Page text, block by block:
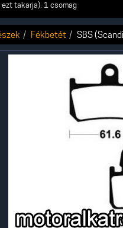
ezt takarja): 1 csomag
Fékbetét SBS